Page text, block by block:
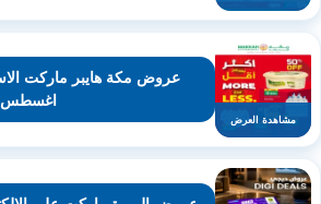
مشاهدة العرض
اغسطس